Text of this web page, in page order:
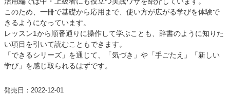
このため、一冊で基礎から応用まで、使い方が広がる学びを体験で
きるようになっています。
レッスン1から順番通りに操作して学ぶことも、辞書のように知りた
い項目を引いて読むこともできます。
「できるシリーズ」を通じて、「気づき」や「手ごたえ」「新しい
学び」を感じ取られるはずです。
発売日：2022-12-01